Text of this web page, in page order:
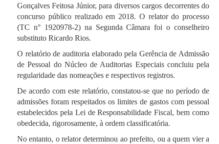
Gonçalves Feitosa Júnior, para diversos cargos decorrentes do
concurso público realizado em 2018. O relator do processo
(TC n° 1920978-2) na Segunda Câmara foi o conselheiro
substituto Ricardo Rios.
O relatório de auditoria elaborado pela Gerência de Admissão
de Pessoal do Núcleo de Auditorias Especiais concluiu pela
regularidade das nomeações e respectivos registros.
De acordo com este relatório, constatou-se que no período de
admissões foram respeitados os limites de gastos com pessoal
estabelecidos pela Lei de Responsabilidade Fiscal, bem como
obedecida, rigorosamente, à ordem classificatória.
No entanto, o relator determinou ao prefeito, ou a quem vier a